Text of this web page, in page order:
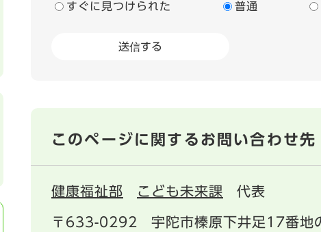
すぐに見つけられた 普通
このページに関するお問い合わせ先
健康福祉部 こども未来課 代表
〒633-0292
宇陀市榛原下井足17番